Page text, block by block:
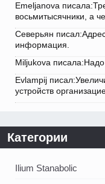
Emeljanova
восьмитысячники, а
Северьян
информация.
Miljukova писала:Надо
Evlampij
устройств
Категории
Ilium Stanabolic